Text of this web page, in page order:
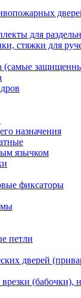
для
стяжки для
(самые
назначения
язычком
фиксаторы
петли
дверей
(бабочки),